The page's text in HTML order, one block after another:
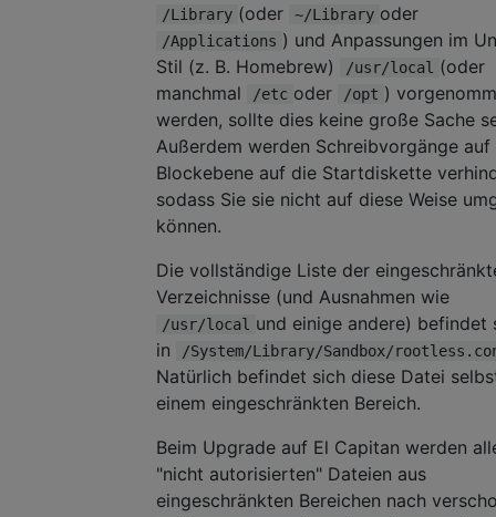
/Library (oder ~/Library oder
/Applications ) und Anpassungen im
Stil (z. B. Homebrew)
/usr/local (oder
manchmal
/etc oder /opt )
werden, sollte dies keine große Sache
Außerdem werden Schreibvorgänge auf
Blockebene auf die Startdiskette
sodass Sie sie nicht auf diese Weise
können.
Die vollständige Liste der
Verzeichnisse (und Ausnahmen wie
/usr/local und einige andere) befindet
in
/System/Library/Sandbox/
Natürlich befindet sich diese Datei
einem eingeschränkten Bereich.
Beim Upgrade auf El Capitan werden
"nicht autorisierten" Dateien aus
eingeschränkten Bereichen nach